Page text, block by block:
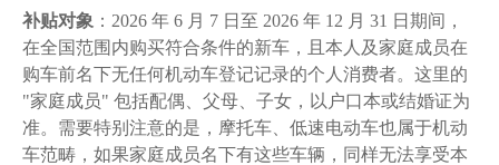
补贴对象 ：2026 年 6 月 7 日至 2026 年 12 月 31 日期间，
在全国范围内购买符合条件的新车，且本人及家庭成员在
购车前名下无任何机动车登记记录的个人消费者。这里的
"家庭成员" 包括配偶、父母、子女，以户口本或结婚证为
准。需要特别注意的是，摩托车、低速电动车也属于机动
车范畴，如果家庭成员名下有这些车辆，同样无法享受本